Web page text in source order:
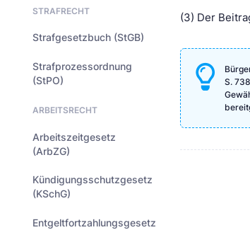
STRAFRECHT
Strafgesetzbuch (StGB)
Strafprozessordnung
(StPO)
ARBEITSRECHT
Arbeitszeitgesetz
(ArbZG)
Kündigungsschutzgesetz
(KSchG)
Entgeltfortzahlungsgesetz
(3) Der
S.